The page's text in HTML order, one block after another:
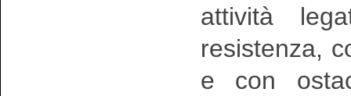
attività
resistenza,
e con